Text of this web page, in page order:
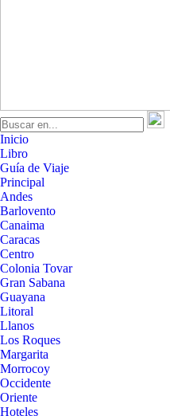
Inicio
Libro
Guía de Viaje
Principal
Andes
Barlovento
Canaima
Caracas
Centro
Colonia Tovar
Gran Sabana
Guayana
Litoral
Llanos
Los Roques
Margarita
Morrocoy
Occidente
Oriente
Hoteles